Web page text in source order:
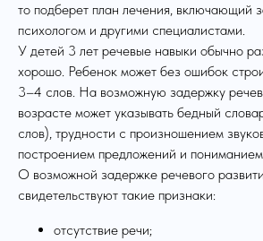
то подберет план лечения, включающий
психологом и другими специалистами.
У детей 3 лет речевые навыки обычно
хорошо. Ребенок может без ошибок
3–4 слов. На возможную задержку
возрасте может указывать бедный
слов), трудности с произношением
построением предложений и
О возможной задержке речевого
свидетельствуют такие признаки:
отсутствие речи;